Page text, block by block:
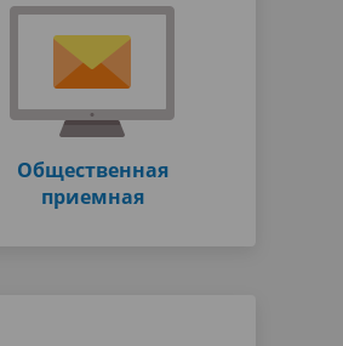
Общественная
приемная